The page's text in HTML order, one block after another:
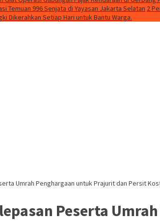
Temuan 996 Senjata di Yayasan Jakarta Selatan 2
Dikerahkan Setiap Hari untuk Bantu Warga.
Umrah Penghargaan untuk Prajurit dan Persit
Peserta